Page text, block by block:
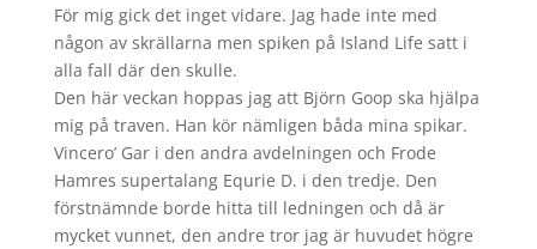
För mig gick det inget vidare. Jag hade inte med
någon av skrällarna men spiken på Island Life satt i
alla fall där den skulle.
Den här veckan hoppas jag att Björn Goop ska hjälpa
mig på traven. Han kör nämligen båda mina spikar.
Vincero’ Gar i den andra avdelningen och Frode
Hamres supertalang Equrie D. i den tredje. Den
förstnämnde borde hitta till ledningen och då är
mycket vunnet, den andre tror jag är huvudet högre